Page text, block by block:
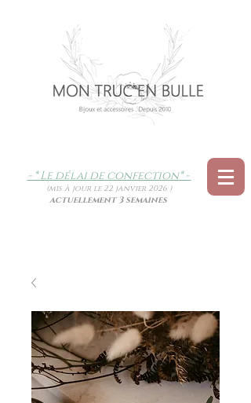
- * Le délai de confection* -
(mis à jour le 22 janvier 2026 )
actuellement 3 semaines